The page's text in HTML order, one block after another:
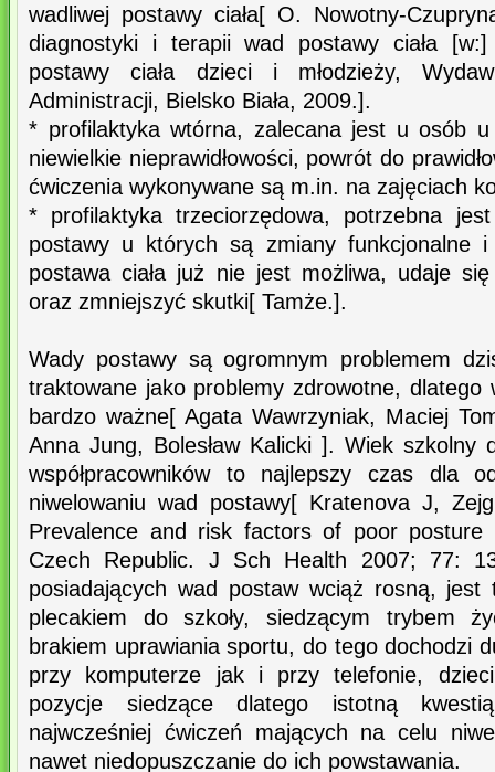
wadliwej postawy ciała[ O. Nowotny-
diagnostyki i terapii wad postawy ciała
postawy ciała dzieci i młodzieży,
Administracji, Bielsko Biała, 2009.].
* profilaktyka wtórna, zalecana jest u osób
niewielkie nieprawidłowości, powrót do
ćwiczenia wykonywane są m.in. na zajęciach
* profilaktyka trzeciorzędowa, potrzebna
postawy u których są zmiany funkcjonalne i
postawa ciała już nie jest możliwa, udaje
oraz zmniejszyć skutki[ Tamże.].
Wady postawy są ogromnym problemem
traktowane jako problemy zdrowotne, dlatego
bardzo ważne[ Agata Wawrzyniak, Maciej
Anna Jung, Bolesław Kalicki ]. Wiek szkolny
współpracowników to najlepszy czas dla
niwelowaniu wad postawy[ Kratenova J,
Prevalence and risk factors of poor
Czech Republic. J Sch Health 2007; 77:
posiadających wad postaw wciąż rosną, jest
plecakiem do szkoły, siedzącym trybem
brakiem uprawiania sportu, do tego dochodzi
przy komputerze jak i przy telefonie, dzieci
pozycje siedzące dlatego istotną
najwcześniej ćwiczeń mających na celu
nawet niedopuszczanie do ich powstawania.